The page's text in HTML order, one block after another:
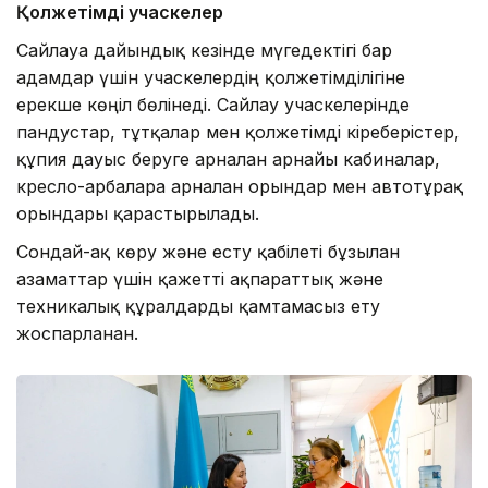
Қолжетімді учаскелер
Сайлауға дайындық кезінде мүгедектігі бар
адамдар үшін учаскелердің қолжетімділігіне
ерекше көңіл бөлінеді. Сайлау учаскелерінде
пандустар, тұтқалар мен қолжетімді кіреберістер,
құпия дауыс беруге арналған арнайы кабиналар,
кресло-арбаларға арналған орындар мен автотұрақ
орындары қарастырылады.
Сондай-ақ көру және есту қабілеті бұзылған
азаматтар үшін қажетті ақпараттық және
техникалық құралдарды қамтамасыз ету
жоспарланған.